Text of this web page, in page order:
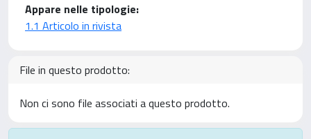
Appare nelle tipologie:
1.1 Articolo in rivista
File in questo prodotto:
Non ci sono file associati a questo prodotto.